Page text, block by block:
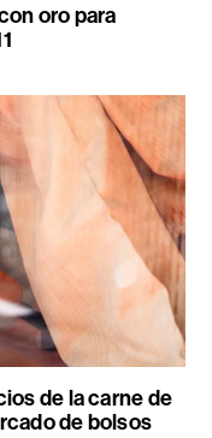
oro para
de la carne de
de bolsos